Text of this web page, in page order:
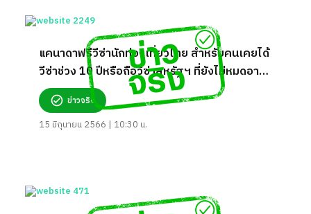
แคนาดาฟรีวีซ่านักท่องเที่ยวไทย สำหรับคนเคยได้
วีซ่าช่วง 10 ปีหรือถือวีซ่าสหรัฐฯ ที่ยังไม่หมดอายุ
จริงหรือ?
ข่าวจริง
15 มิถุนายน 2566 | 10:30 น.